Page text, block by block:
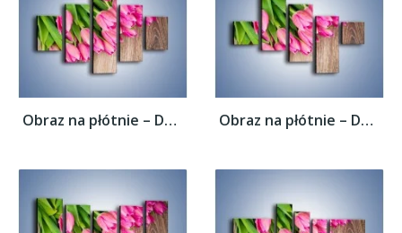
Obraz na płótnie – Do góry nogami z... Obraz na płótnie – Do góry nogami z...